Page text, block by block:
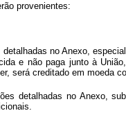
provenientes:
no Anexo,
e não paga junto à
será creditado em moeda
detalhadas no Anexo,